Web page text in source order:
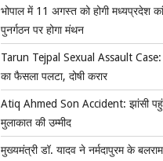
भोपाल में 11 अगस्त को होगी मध्यप्रदेश
पुनर्गठन पर होगा मंथन
Tarun Tejpal Sexual Assault
का फैसला पलटा, दोषी करार
Atiq Ahmed Son Accident: झांसी
मुलाकात की उम्मीद
मुख्यमंत्री डॉ. यादव ने नर्मदापुरम के